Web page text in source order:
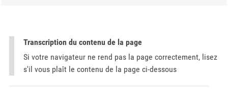
Transcription du contenu de la page
Si votre navigateur ne rend pas la page correctement, lisez
s'il vous plaît le contenu de la page ci-dessous